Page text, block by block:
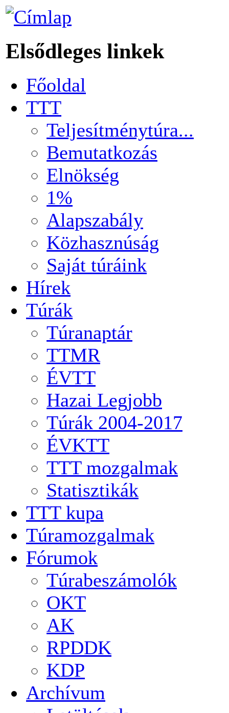
Elsődleges linkek
Főoldal
TTT
Teljesítménytúra...
Bemutatkozás
Elnökség
1%
Alapszabály
Közhasznúság
Saját túráink
Hírek
Túrák
Túranaptár
TTMR
ÉVTT
Hazai Legjobb
Túrák 2004-2017
ÉVKTT
TTT mozgalmak
Statisztikák
TTT kupa
Túramozgalmak
Fórumok
Túrabeszámolók
OKT
AK
RPDDK
KDP
Archívum